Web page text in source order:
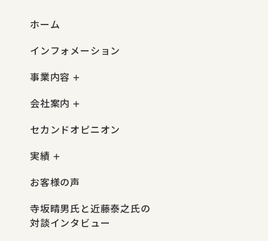
ホーム
インフォメーション
事業内容
会社案内
セカンドオピニオン
実績
お客様の声
寺坂晴男氏と近藤泰之氏の
対談インタビュー